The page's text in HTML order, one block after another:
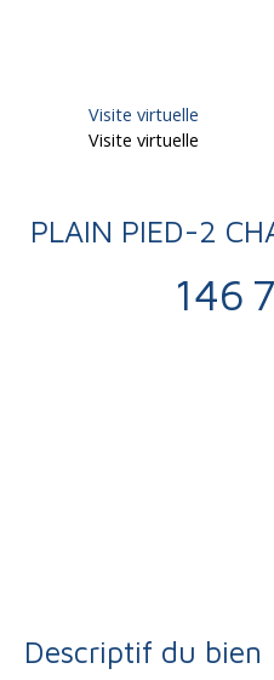
Visite virtuelle
Visite virtuelle
PLAIN PIED-2
146
Descriptif du bien